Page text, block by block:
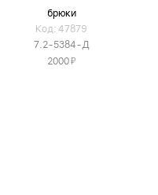
брюки
Код: 47879
7.2-5384-Д
2000Я